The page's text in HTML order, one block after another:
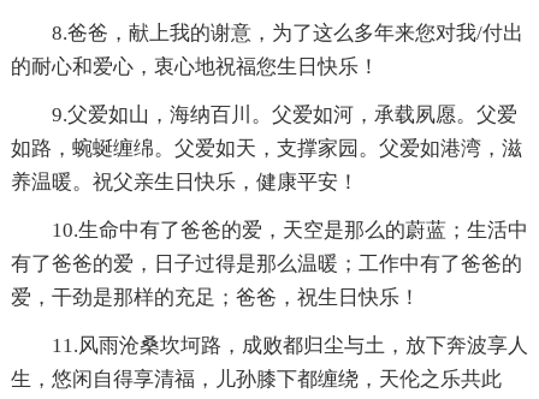
8.爸爸，献上我的谢意，为了这么多年来您对我/付出
的耐心和爱心，衷心地祝福您生日快乐！
9.父爱如山，海纳百川。父爱如河，承载夙愿。父爱
如路，蜿蜒缠绵。父爱如天，支撑家园。父爱如港湾，滋
养温暖。祝父亲生日快乐，健康平安！
10.生命中有了爸爸的爱，天空是那么的蔚蓝；生活中
有了爸爸的爱，日子过得是那么温暖；工作中有了爸爸的
爱，干劲是那样的充足；爸爸，祝生日快乐！
11.风雨沧桑坎坷路，成败都归尘与土，放下奔波享人
生，悠闲自得享清福，儿孙膝下都缠绕，天伦之乐共此